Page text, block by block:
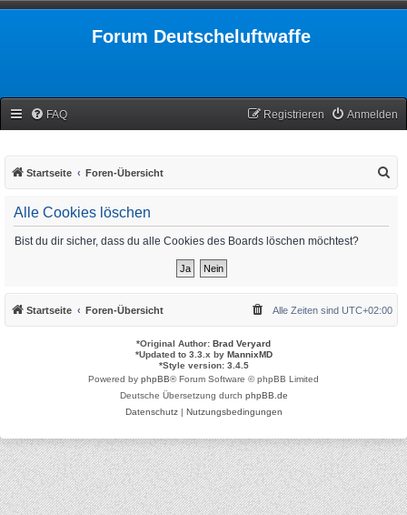
Forum Deutscheluftwaffe
FAQ Anmelden
Registrieren
Startseite Foren-Übersicht
Alle Cookies löschen
Bist du dir sicher, dass du alle Cookies des Boards löschen möchtest?
Startseite Foren-Übersicht Alle Zeiten sind UTC+02:00
*Original Author: Brad Veryard
*Updated to 3.3.x by MannixMD
*Style version: 3.4.5
Powered by phpBB® Forum Software © phpBB Limited
Deutsche Übersetzung durch phpBB.de
Datenschutz| Nutzungsbedingungen